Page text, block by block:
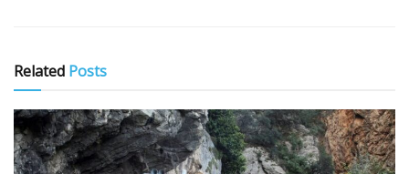
Related Posts